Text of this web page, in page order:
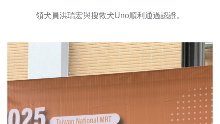
領犬員洪瑞宏與搜救犬Uno順利通過認證。